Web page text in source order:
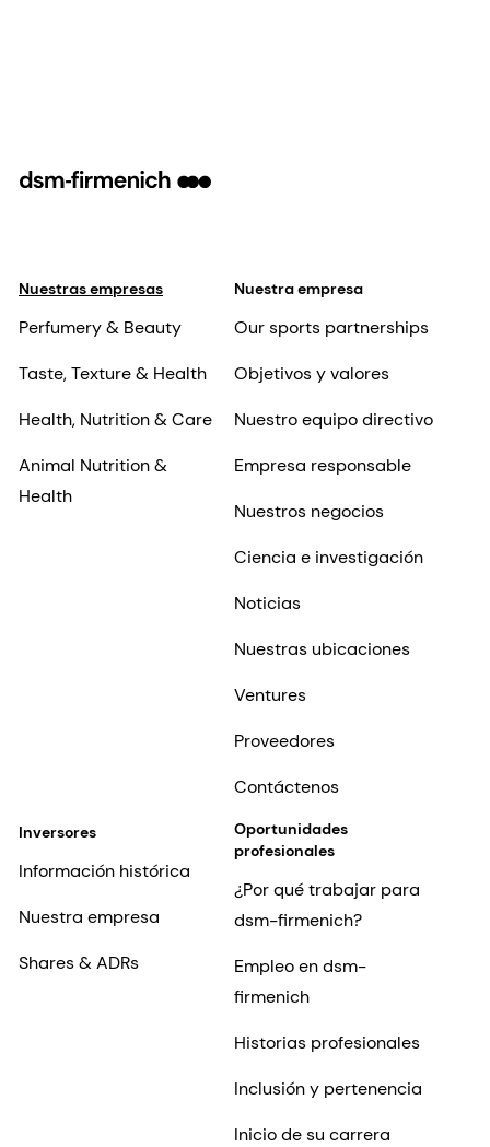
Nuestras empresas
Perfumery & Beauty
Taste, Texture & Health
Health, Nutrition & Care
Animal Nutrition &
Health
Nuestra empresa
Our sports partnerships
Objetivos y valores
Nuestro equipo directivo
Empresa responsable
Nuestros negocios
Ciencia e investigación
Noticias
Nuestras ubicaciones
Ventures
Proveedores
Contáctenos
Inversores
Información histórica
Nuestra empresa
Shares & ADRs
Oportunidades
profesionales
¿Por qué trabajar para
dsm-firmenich?
Empleo en dsm-
firmenich
Historias profesionales
Inclusión y pertenencia
Inicio de su carrera